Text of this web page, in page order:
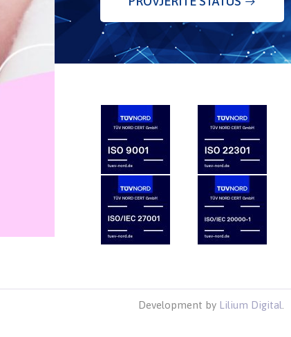
Development by Lilium Digital